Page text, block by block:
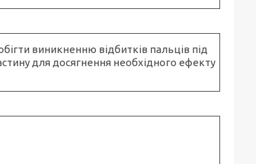
виникненню відбитків пальців під
для досягнення необхідного ефекту